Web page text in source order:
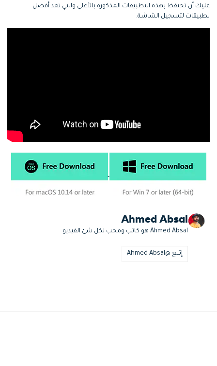
عليك أن تحتفظ بهذه التطبيقات المذكورة بالأعلى والتي تعد أفضل
تطبيقات لتسجيل الشاشة.
Ahmed Absal
Ahmed Absal هو كاتب ومحب لكل شئ الفيديو
إتبع @Ahmed Absal